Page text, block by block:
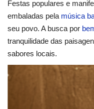
Festas populares e
embaladas pela música
seu povo. A busca por
tranquilidade das
sabores locais.